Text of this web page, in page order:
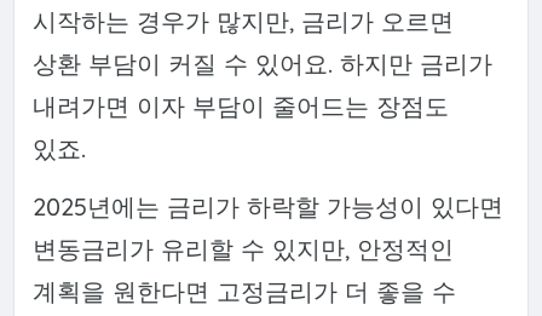
시작하는 경우가 많지만, 금리가 오르면
상환 부담이 커질 수 있어요. 하지만 금리가
내려가면 이자 부담이 줄어드는 장점도
있죠.
2025년에는 금리가 하락할 가능성이 있다면
변동금리가 유리할 수 있지만, 안정적인
계획을 원한다면 고정금리가 더 좋을 수